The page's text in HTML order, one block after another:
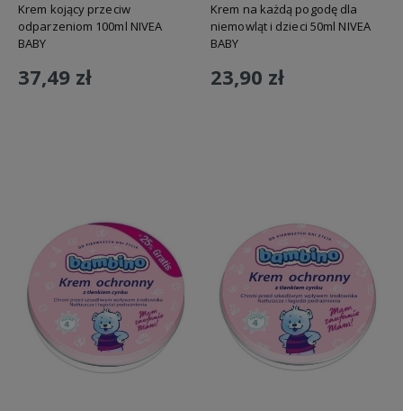
Krem kojący przeciw
odparzeniom 100ml NIVEA
BABY
37,49 zł
Krem na każdą pogodę dla
niemowląt i dzieci 50ml NIVEA
BABY
23,90 zł